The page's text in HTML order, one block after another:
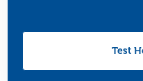
Test